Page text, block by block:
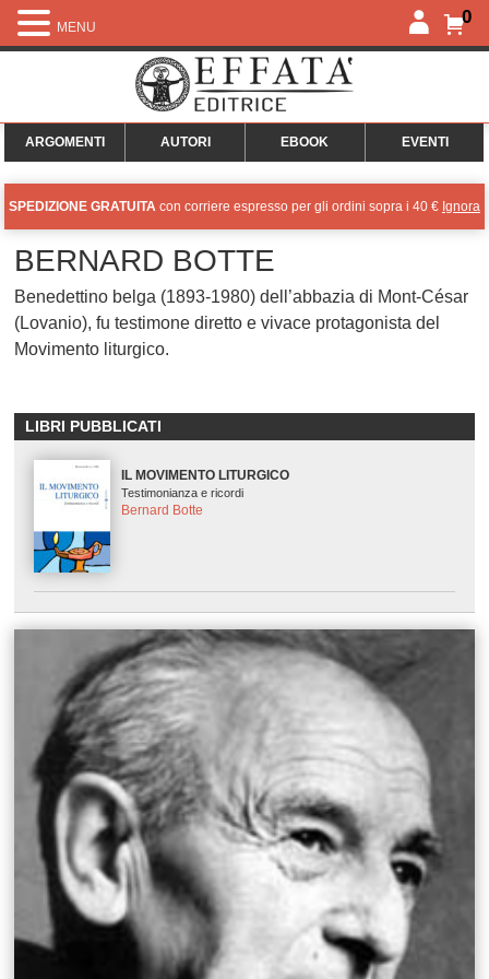
0
ARGOMENTI AUTORI EBOOK EVENTI
SPEDIZIONE GRATUITA con corriere espresso per gli ordini sopra i 40 € Ignora
BERNARD BOTTE
Benedettino belga (1893-1980) dell’abbazia di Mont-César
(Lovanio), fu testimone diretto e vivace protagonista del
Movimento liturgico.
LIBRI PUBBLICATI
IL MOVIMENTO LITURGICO
Testimonianza e ricordi
Bernard Botte
MENU